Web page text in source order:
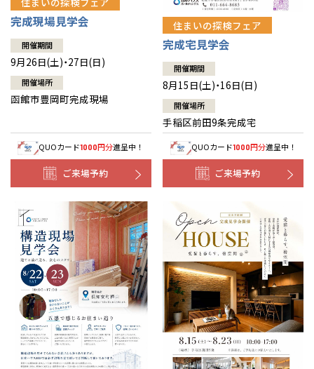
完成現場見学会
開催期間
9月26日(土)・27日(日)
開催場所
函館市豊岡町完成現場
QUOカード1000円分進呈中！
ご来場予約
住まいの探検フェア
完成宅見学会
開催期間
8月15日(土)・16日(日)
開催場所
手稲区前田9条完成宅
QUOカード1000円分進呈中！
ご来場予約
全国の展示場
北海道
札幌
東北
お近くのイベント
北海道
札幌
札幌
小樽
東北